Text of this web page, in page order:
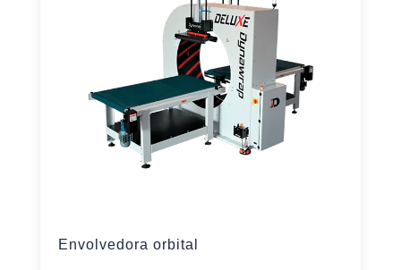
Envolvedora orbital